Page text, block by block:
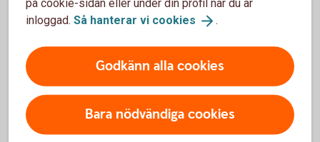
Pensionsskola
på cookie-sidan eller under din profil när du är
inloggad. Så hanterar vi cookies .
Godkänn alla cookies
Bara nödvändiga cookies